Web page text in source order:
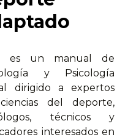
es un manual de
y Psicología
dirigido a expertos
del deporte,
técnicos y
interesados en